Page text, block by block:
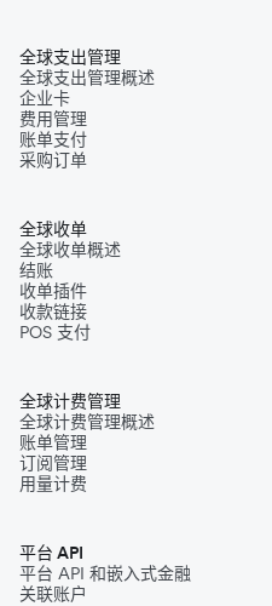
全球支出管理
全球支出管理概述
企业卡
费用管理
账单支付
采购订单
全球收单
全球收单概述
结账
收单插件
收款链接
POS 支付
全球计费管理
全球计费管理概述
账单管理
订阅管理
用量计费
平台 API
平台 API 和嵌入式金融
关联账户